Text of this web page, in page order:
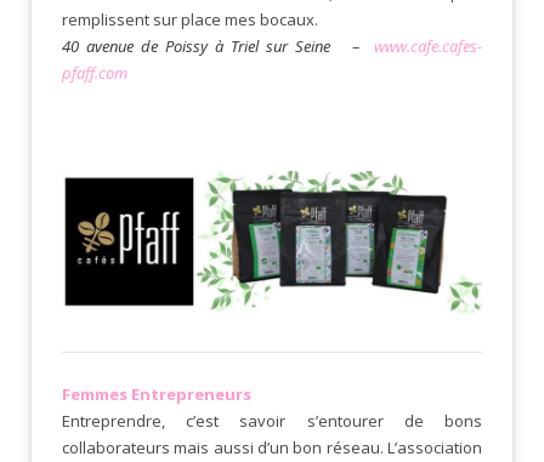
remplissent sur place mes bocaux.
40 avenue de Poissy à Triel sur Seine – www.cafe.cafes-
pfaff.com
Femmes Entrepreneurs
Entreprendre, c’est savoir s’entourer de bons
collaborateurs mais aussi d’un bon réseau. L’association